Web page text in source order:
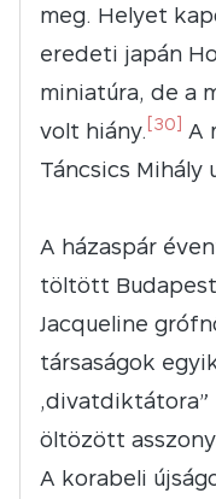
meg. Helyet
eredeti japán
miniatúra, de a
volt hiány. [30]
A
Táncsics Mihály
A házaspár
töltött
Jacqueline
társaságok
öltözött
A korabeli